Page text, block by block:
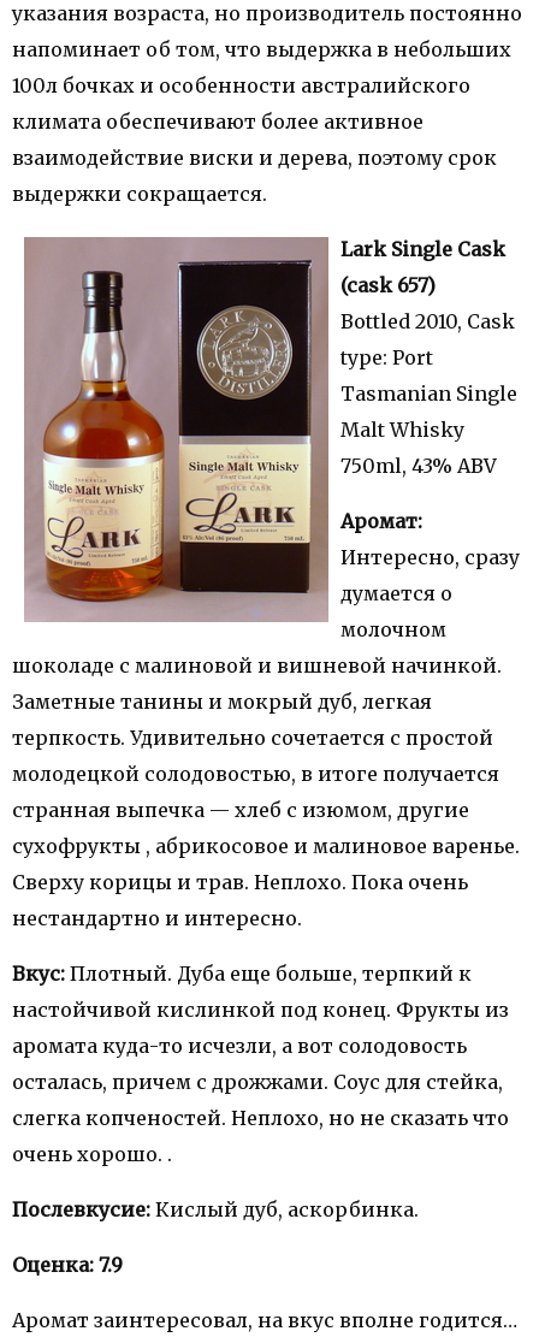
указания возраста, но производитель постоянно
напоминает об том, что выдержка в небольших
100л бочках и особенности австралийского
климата обеспечивают более активное
взаимодействие виски и дерева, поэтому срок
выдержки сокращается.
Lark Single Cask
(cask 657)
Bottled 2010, Cask
type: Port
Tasmanian Single
Malt Whisky
750ml, 43% ABV
Аромат:
Интересно, сразу
думается о
молочном
шоколаде с малиновой и вишневой начинкой.
Заметные танины и мокрый дуб, легкая
терпкость. Удивительно сочетается с простой
молодецкой солодовостью, в итоге получается
странная выпечка — хлеб с изюмом, другие
сухофрукты , абрикосовое и малиновое варенье.
Сверху корицы и трав. Неплохо. Пока очень
нестандартно и интересно.
Вкус: Плотный. Дуба еще больше, терпкий к
настойчивой кислинкой под конец. Фрукты из
аромата куда-то исчезли, а вот солодовость
осталась, причем с дрожжами. Соус для стейка,
слегка копченостей. Неплохо, но не сказать что
очень хорошо. .
Послевкусие: Кислый дуб, аскорбинка.
Оценка: 7.9
Аромат заинтересовал, на вкус вполне годится…